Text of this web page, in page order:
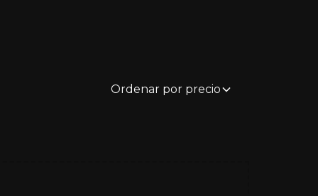
Ordenar por precio